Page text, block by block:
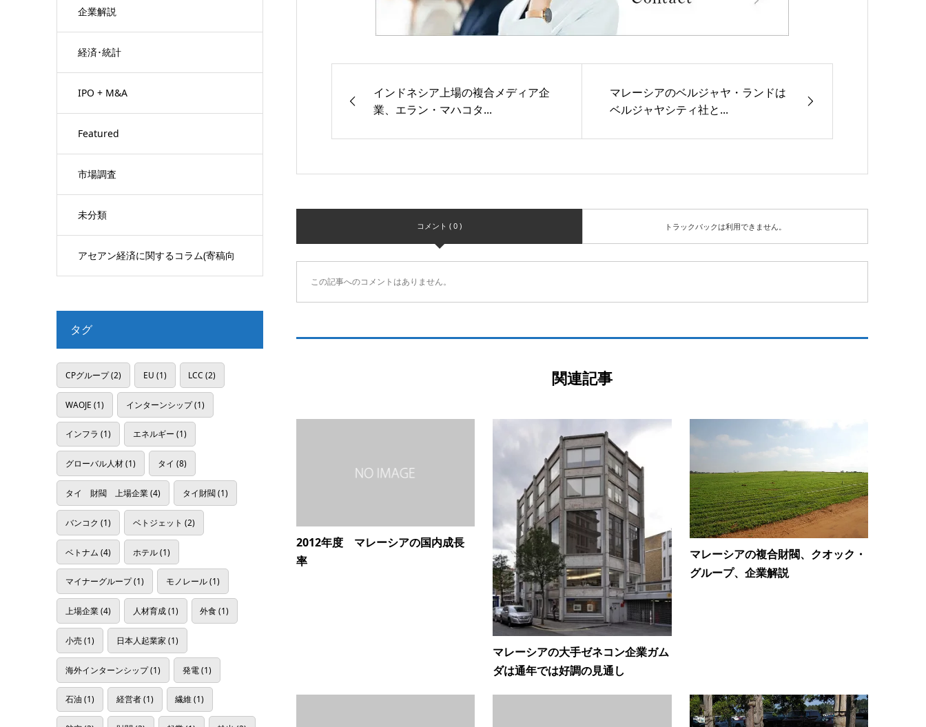
企業解説
経済･統計
IPO + M&A
Featured
市場調査
未分類
アセアン経済に関するコラム(寄稿向
インドネシア上場の複合メディア企
業、エラン・マハコタ...
マレーシアのベルジャヤ・ランドは
ベルジャヤシティ社と...
コメント ( 0 ) トラックバックは利用できません。
この記事へのコメントはありません。
関連記事
2012年度 マレーシアの国内成長
率
マレーシアの大手ゼネコン企業ガム
ダは通年では好調の見通し
マレーシアの複合財閥、クオック・
グループ、企業解説
タグ
CPグループ(2) EU (1) LCC (2)
WAOJE (1) インターンシップ(1)
インフラ (1) エネルギー (1)
グローバル人材(1) タイ (8)
タイ 財閥 上場企業(4) タイ財閥(1)
バンコク (1) ベトジェット (2)
ベトナム (4) ホテル(1)
マイナーグループ(1) モノレール(1)
上場企業(4) 人材育成(1) 外食(1)
小売(1) 日本人起業家 (1)
海外インターンシップ(1) 発電(1)
石油 (1) 経営者(1) 繊維(1)